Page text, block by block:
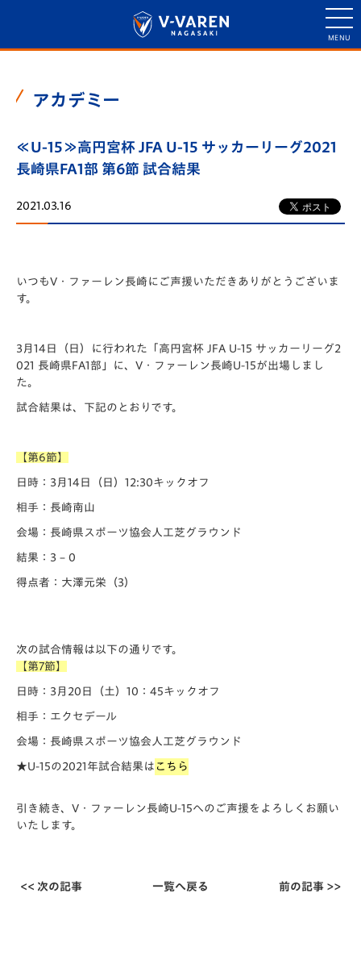
アカデミー
≪U-15≫高円宮杯 JFA U-15 サッカーリーグ2021
長崎県FA1部 第6節 試合結果
2021.03.16
いつもV・ファーレン長崎にご声援いただきありがとうございま
す。
3月14日（日）に行われた「️高円宮杯 JFA U-15 サッカーリーグ2
021 長崎県FA1部」に、V・ファーレン長崎U-15が出場しまし
た。
試合結果は、下記のとおりです。
【第6節】
日時：3月14日（日）12:30キックオフ
相手：長崎南山
会場：長崎県スポーツ協会人工芝グラウンド
結果：3 – 0
得点者：大澤元栄（3）
次の試合情報は以下の通りです。
【第7節】
日時：3月20日（土）10：45キックオフ
相手：エクセデール
会場：長崎県スポーツ協会人工芝グラウンド
★U-15の2021年試合結果は こちら
引き続き、V・ファーレン長崎U-15へのご声援をよろしくお願い
いたします。
<< 次の記事 一覧へ戻る 前の記事 >>